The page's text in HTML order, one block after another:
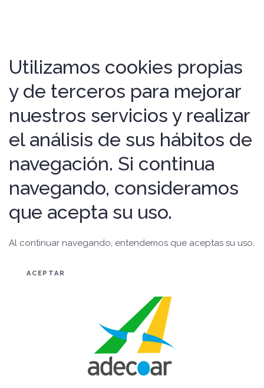
Utilizamos cookies propias
y de terceros para mejorar
nuestros servicios y realizar
el análisis de sus hábitos de
navegación. Si continua
navegando, consideramos
que acepta su uso.
Al continuar navegando, entendemos que aceptas su uso.
ACEPTAR